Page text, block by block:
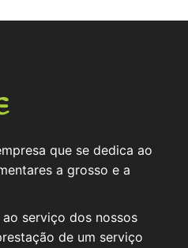
que se dedica ao
a grosso e a
serviço dos nossos
de um serviço